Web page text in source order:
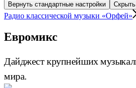
Вернуть стандартные настройки
Скрыть
Радио классической музыки «Орфей»
Евромикс
Дайджест крупнейших
мира.